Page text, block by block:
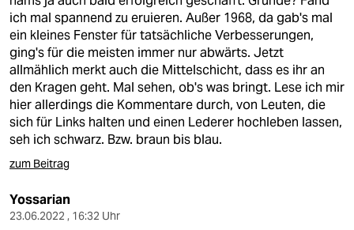
ich mal spannend zu eruieren. Außer 1968, da gab's mal
ein kleines Fenster für tatsächliche Verbesserungen,
ging's für die meisten immer nur abwärts. Jetzt
allmählich merkt auch die Mittelschicht, dass es ihr an
den Kragen geht. Mal sehen, ob's was bringt. Lese ich mir
hier allerdings die Kommentare durch, von Leuten, die
sich für Links halten und einen Lederer hochleben lassen,
seh ich schwarz. Bzw. braun bis blau.
zum Beitrag
Yossarian
23.06.2022 , 16:32 Uhr